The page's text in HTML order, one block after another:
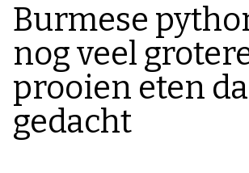
Burmese
nog veel
prooien eten
gedacht